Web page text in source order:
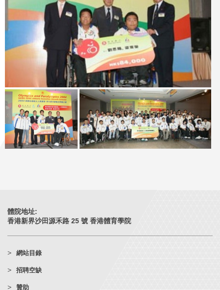
體院地址:
香港新界沙田源禾路 25 號 香港體育學院
網站目錄
招聘空缺
贊助